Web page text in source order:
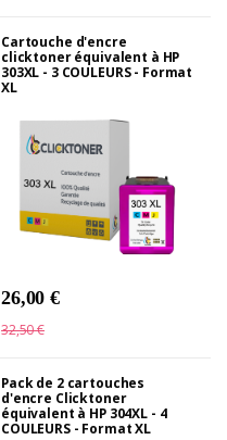
Cartouche d'encre
clicktoner équivalent à HP
303XL - 3 COULEURS - Format
XL
26,00 €
32,50 €
Pack de 2 cartouches
d'encre Clicktoner
équivalent à HP 304XL - 4
COULEURS - Format XL